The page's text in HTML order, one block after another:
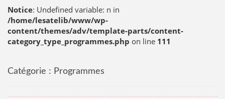
GALERIE PHOTO
RECETTES
Notice: Undefined variable: n in
/home/lesatelib/www/wp-
content/themes/adv/template-parts/content-
category_type_programmes.php on line 111
Catégorie : Programmes